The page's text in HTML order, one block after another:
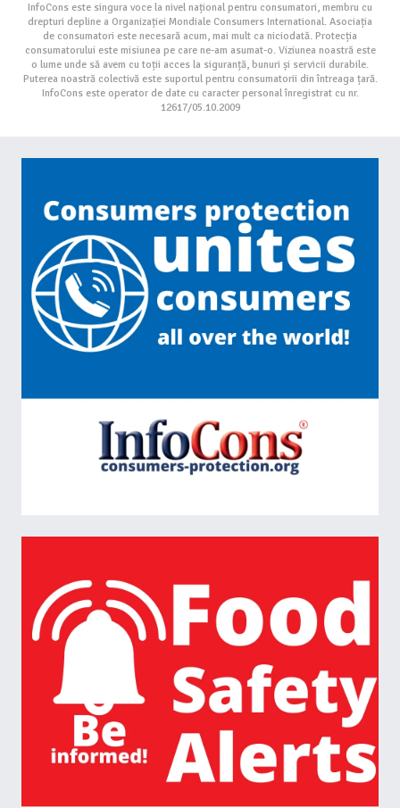
InfoCons este singura voce la nivel național pentru consumatori, membru cu
drepturi depline a Organizației Mondiale Consumers International. Asociația
de consumatori este necesară acum, mai mult ca niciodată. Protecția
consumatorului este misiunea pe care ne-am asumat-o. Viziunea noastră este
o lume unde să avem cu toții acces la siguranță, bunuri și servicii durabile.
Puterea noastră colectivă este suportul pentru consumatorii din întreaga țară.
InfoCons este operator de date cu caracter personal înregistrat cu nr.
12617/05.10.2009